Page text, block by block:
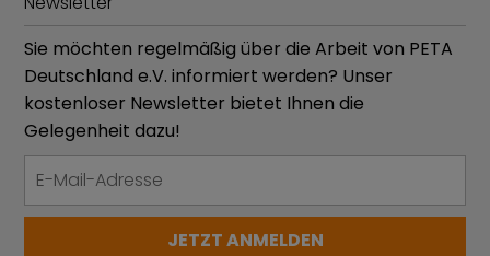
Sie möchten regelmäßig über die Arbeit von PETA
Deutschland e.V. informiert werden? Unser
kostenloser Newsletter bietet Ihnen die
Gelegenheit dazu!